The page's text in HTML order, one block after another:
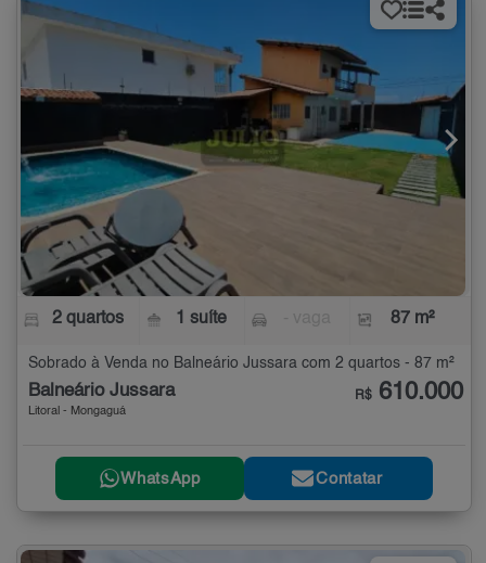
2 quartos 1 suíte 87 m²
Sobrado à Venda no Balneário Jussara com 2 quartos - 87 m²
Balneário Jussara
Litoral - Mongaguá
R$ 610.000
WhatsApp Contatar